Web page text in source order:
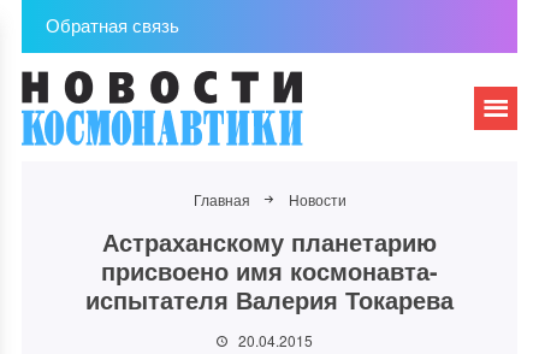
Обратная связь
Главная Новости
Астраханскому планетарию
присвоено имя космонавта-
испытателя Валерия Токарева
20.04.2015